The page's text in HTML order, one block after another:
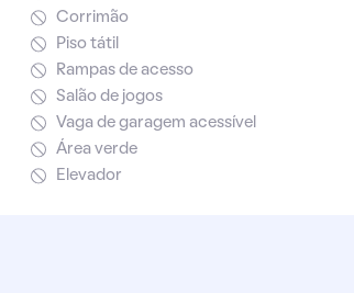
Corrimão
Piso tátil
Rampas de acesso
Salão de jogos
Vaga de garagem acessível
Área verde
Elevador